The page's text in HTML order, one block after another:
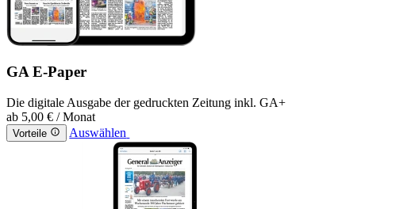
GA E-Paper
Die digitale Ausgabe der gedruckten Zeitung inkl. GA+
ab 5,00 € / Monat
Vorteile Auswählen